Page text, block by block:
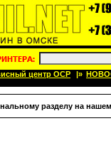
центр OCP |»
разделу на